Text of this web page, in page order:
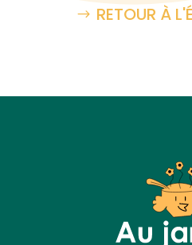
RETOUR À